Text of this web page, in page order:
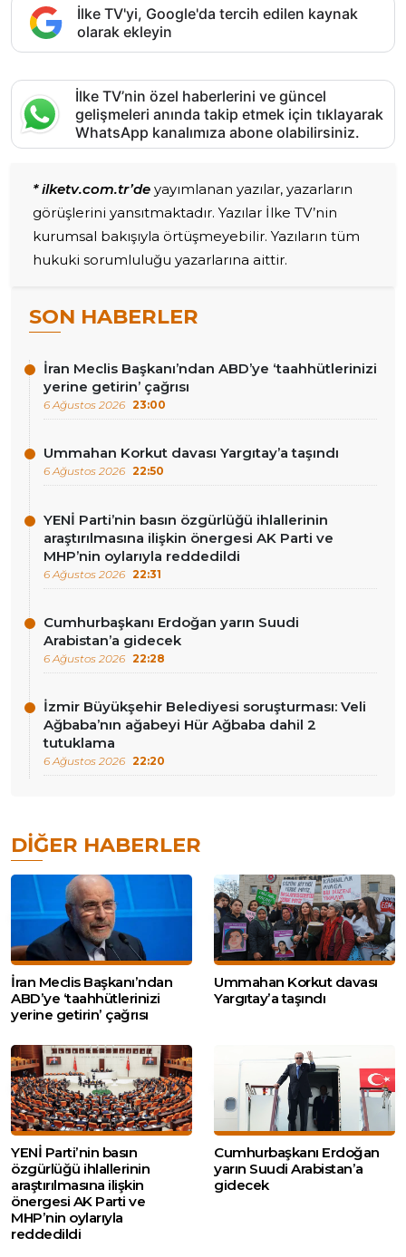
İlke TV'yi, Google'da tercih edilen kaynak
olarak ekleyin
İlke TV’nin özel haberlerini ve güncel
gelişmeleri anında takip etmek için tıklayarak
WhatsApp kanalımıza abone olabilirsiniz.
* ilketv.com.tr’de yayımlanan yazılar, yazarların
görüşlerini yansıtmaktadır. Yazılar İlke TV’nin
kurumsal bakışıyla örtüşmeyebilir. Yazıların tüm
hukuki sorumluluğu yazarlarına aittir.
SON HABERLER
İran Meclis Başkanı’ndan ABD’ye ‘taahhütlerinizi
yerine getirin’ çağrısı
6 Ağustos 2026 23:00
Ummahan Korkut davası Yargıtay’a taşındı
6 Ağustos 2026 22:50
YENİ Parti’nin basın özgürlüğü ihlallerinin
araştırılmasına ilişkin önergesi AK Parti ve
MHP’nin oylarıyla reddedildi
6 Ağustos 2026 22:31
Cumhurbaşkanı Erdoğan yarın Suudi
Arabistan’a gidecek
6 Ağustos 2026 22:28
İzmir Büyükşehir Belediyesi soruşturması: Veli
Ağbaba’nın ağabeyi Hür Ağbaba dahil 2
tutuklama
6 Ağustos 2026 22:20
DIĞER HABERLER
İran Meclis Başkanı’ndan
ABD’ye ‘taahhütlerinizi
yerine getirin’ çağrısı
Ummahan Korkut davası
Yargıtay’a taşındı
YENİ Parti’nin basın
özgürlüğü ihlallerinin
araştırılmasına ilişkin
önergesi AK Parti ve
MHP’nin oylarıyla
reddedildi
Cumhurbaşkanı Erdoğan
yarın Suudi Arabistan’a
gidecek